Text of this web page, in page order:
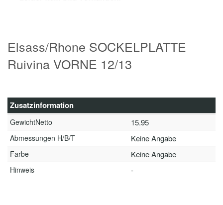
Elsass/Rhone SOCKELPLATTE
Ruivina VORNE 12/13
Zusatzinformation
GewichtNetto 15.95
Abmessungen H/B/T Keine Angabe
Farbe Keine Angabe
Hinweis -